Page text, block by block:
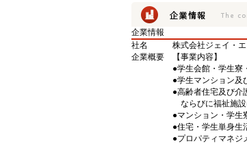
企業情報
社名
株式会社ジェイ・
企業概要
【事業内容】
●学生会館・学生寮
●学生マンション及
●高齢者住宅及び介
ならびに福祉施
●マンション・学生
●住宅・学生単身生
●プロパティマネジ